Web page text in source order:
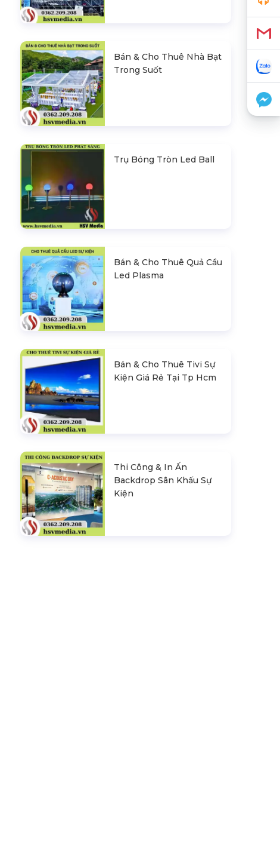
Bán & Cho Thuê Nhà Bạt
Trong Suốt
Trụ Bóng Tròn Led Ball
Bán & Cho Thuê Quả Cầu
Led Plasma
Bán & Cho Thuê Tivi Sự
Kiện Giá Rẻ Tại Tp Hcm
Thi Công & In Ấn
Backdrop Sân Khấu Sự
Kiện